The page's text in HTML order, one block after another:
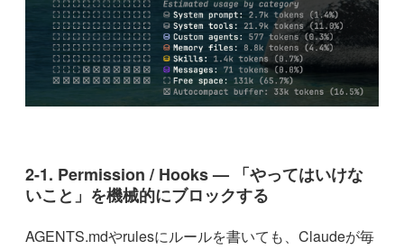
2-1. Permission / Hooks — 「やってはいけな
いこと」を機械的にブロックする
AGENTS.mdやrulesにルールを書いても、Claudeが毎